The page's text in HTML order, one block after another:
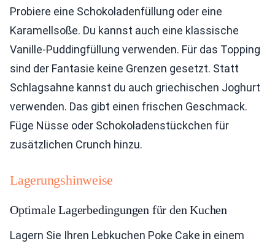
Probiere eine Schokoladenfüllung oder eine
Karamellsoße. Du kannst auch eine klassische
Vanille-Puddingfüllung verwenden. Für das Topping
sind der Fantasie keine Grenzen gesetzt. Statt
Schlagsahne kannst du auch griechischen Joghurt
verwenden. Das gibt einen frischen Geschmack.
Füge Nüsse oder Schokoladenstückchen für
zusätzlichen Crunch hinzu.
Lagerungshinweise
Optimale Lagerbedingungen für den Kuchen
Lagern Sie Ihren Lebkuchen Poke Cake in einem